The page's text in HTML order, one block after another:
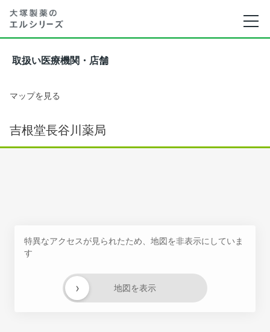
取扱い医療機関・店舗
マップを見る
吉根堂長谷川薬局
特異なアクセスが見られたため、地図を非表示にしていま
す
地図を表示
›